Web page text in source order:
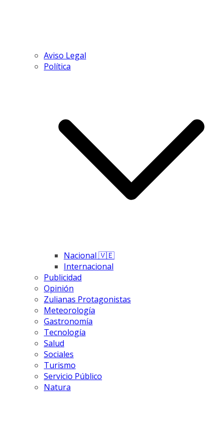
Aviso Legal
Política
Nacional 🇻🇪
Internacional
Publicidad
Opinión
Zulianas Protagonistas
Meteorología
Gastronomía
Tecnología
Salud
Sociales
Turismo
Servicio Público
Natura